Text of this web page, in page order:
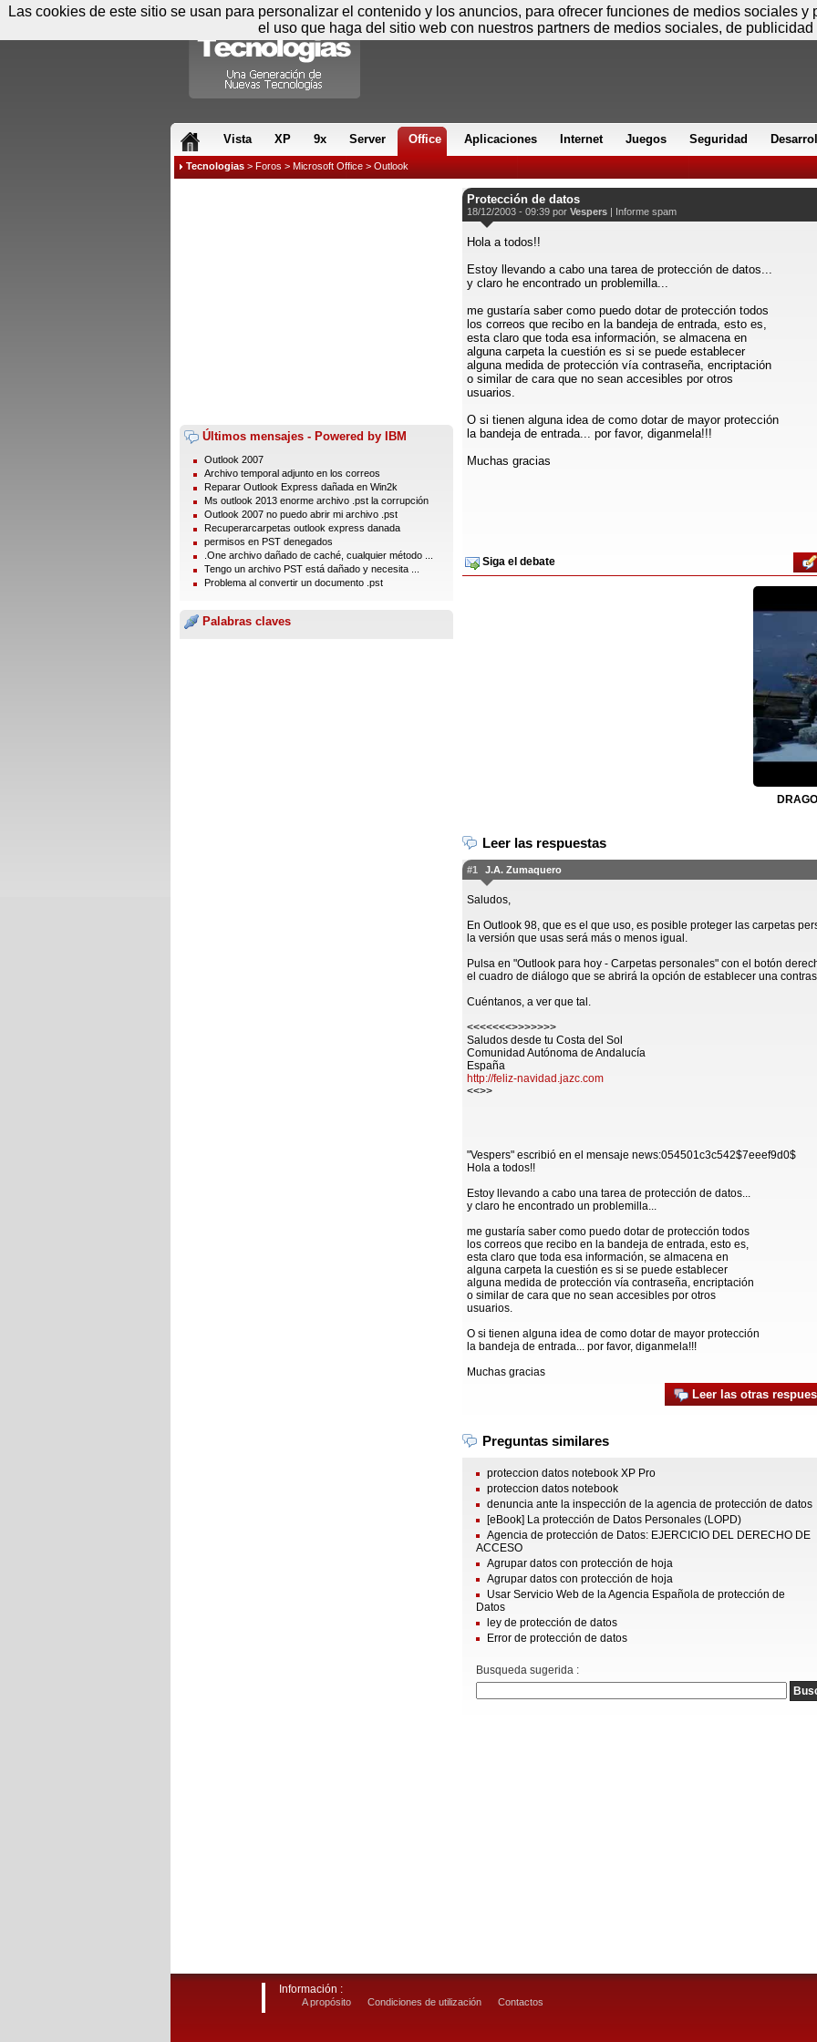
Vista XP 9x Server Office Aplicaciones Internet Juegos Seguridad
Tecnologias > Foros > Microsoft Office > Outlook
Últimos mensajes - Powered by IBM
Outlook 2007
Archivo temporal adjunto en los correos
Reparar Outlook Express dañada en Win2k
Ms outlook 2013 enorme archivo .pst la corrupción
Outlook 2007 no puedo abrir mi archivo .pst
Recuperarcarpetas outlook express danada
permisos en PST denegados
.One archivo dañado de caché, cualquier método ...
Tengo un archivo PST está dañado y necesita ...
Problema al convertir un documento .pst
Palabras claves
Protección de datos
18/12/2003 - 09:39 por Vespers | Informe spam
Hola a todos!!
Estoy llevando a cabo una tarea de protección de datos...
y claro he encontrado un problemilla...
me gustaría saber como puedo dotar de protección todos
los correos que recibo en la bandeja de entrada, esto es,
esta claro que toda esa información, se almacena en
alguna carpeta la cuestión es si se puede establecer
alguna medida de protección vía contraseña, encriptación
o similar de cara que no sean accesibles por otros
usuarios.
O si tienen alguna idea de como dotar de mayor protección
la bandeja de entrada... por favor, diganmela!!!
Muchas gracias
Siga el debate
Leer las respuestas
#1 J.A. Zumaquero
Saludos,
En Outlook 98, que es el que uso, es posible proteger las carpetas
la versión que usas será más o menos igual.
Pulsa en "Outlook para hoy - Carpetas personales" con el botón
el cuadro de diálogo que se abrirá la opción de establecer una
Cuéntanos, a ver que tal.
<<<<<<<>>>>>>>
Saludos desde tu Costa del Sol
Comunidad Autónoma de Andalucía
España
http://feliz-navidad.jazc.com
<<>>
"Vespers" escribió en el mensaje news:054501c3c542$7eeef9d0$
Hola a todos!!
Estoy llevando a cabo una tarea de protección de datos...
y claro he encontrado un problemilla...
me gustaría saber como puedo dotar de protección todos
los correos que recibo en la bandeja de entrada, esto es,
esta claro que toda esa información, se almacena en
alguna carpeta la cuestión es si se puede establecer
alguna medida de protección vía contraseña, encriptación
o similar de cara que no sean accesibles por otros
usuarios.
O si tienen alguna idea de como dotar de mayor protección
la bandeja de entrada... por favor, diganmela!!!
Muchas gracias
Leer las otras
Preguntas similares
proteccion datos notebook XP Pro
proteccion datos notebook
denuncia ante la inspección de la agencia de protección de datos
[eBook] La protección de Datos Personales (LOPD)
Agencia de protección de Datos: EJERCICIO DEL DERECHO DE
ACCESO
Agrupar datos con protección de hoja
Agrupar datos con protección de hoja
Usar Servicio Web de la Agencia Española de protección de
Datos
ley de protección de datos
Error de protección de datos
Busqueda sugerida :
Información :
A propósito Condiciones de utilización Contactos
Las cookies de este sitio se usan para personalizar el contenido y los anuncios, para ofrecer funciones de medios sociales
el uso que haga del sitio web con nuestros partners de medios sociales, de